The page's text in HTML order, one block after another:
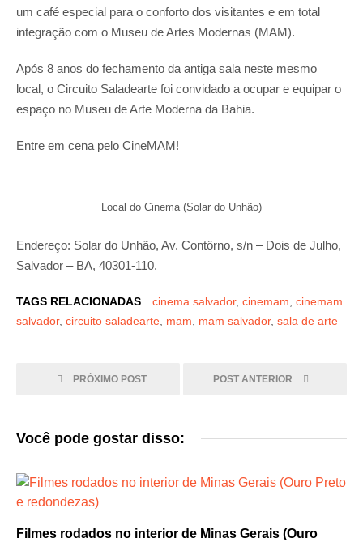
um café especial para o conforto dos visitantes e em total
integração com o Museu de Artes Modernas (MAM).
Após 8 anos do fechamento da antiga sala neste mesmo
local, o Circuito Saladearte foi convidado a ocupar e equipar o
espaço no Museu de Arte Moderna da Bahia.
Entre em cena pelo CineMAM!
Local do Cinema (Solar do Unhão)
Endereço: Solar do Unhão, Av. Contôrno, s/n – Dois de Julho,
Salvador – BA, 40301-110.
TAGS RELACIONADAS cinema salvador, cinemam cinemam
salvador, circuito saladearte mam mam salvador, sala de arte
PRÓXIMO POST POST ANTERIOR
Você pode gostar disso:
Filmes rodados no interior de Minas Gerais (Ouro